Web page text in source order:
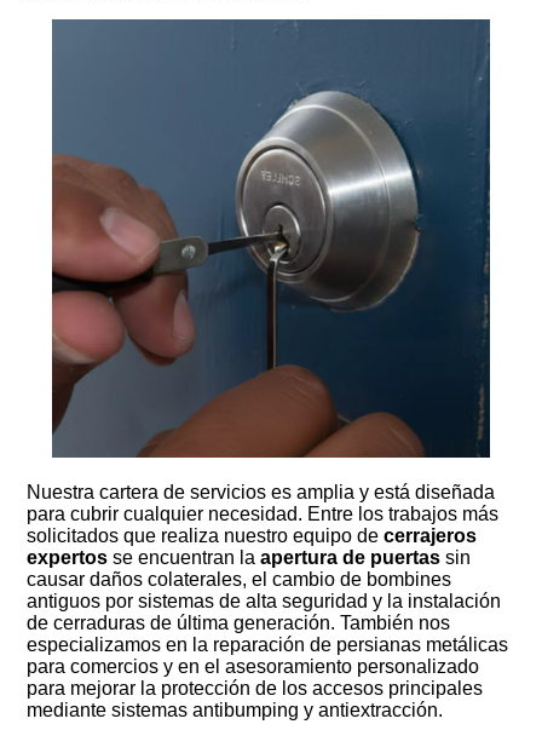
Nuestra cartera de servicios es amplia y está diseñada
para cubrir cualquier necesidad. Entre los trabajos más
solicitados que realiza nuestro equipo decerrajeros
expertos se encuentran laapertura de puertas sin
causar daños colaterales, el cambio de bombines
antiguos por sistemas de alta seguridad y la instalación
de cerraduras de última generación. También nos
especializamos en la reparación de persianas metálicas
para comercios y en el asesoramiento personalizado
para mejorar la protección de los accesos principales
mediante sistemas antibumping y antiextracción.